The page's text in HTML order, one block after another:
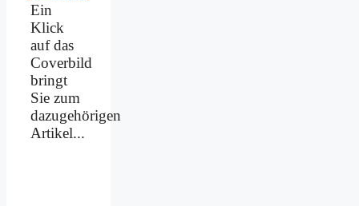
Ein
Klick
auf das
Coverbild
bringt
Sie zum
dazugehörigen
Artikel...